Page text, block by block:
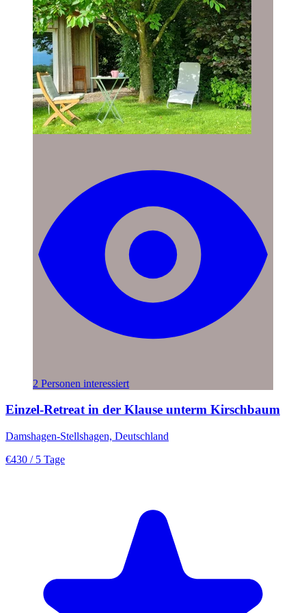
2 Personen interessiert
Einzel-Retreat in der Klause unterm Kirschbaum
Damshagen-Stellshagen, Deutschland
€430 / 5 Tage